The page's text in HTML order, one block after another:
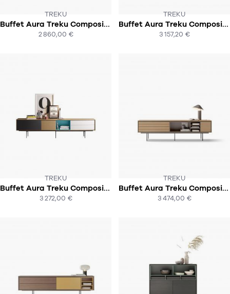
TREKU
Buffet Aura Treku Composition 11
2 860,00 €
SOUS 6-8 SEMAINES
ACHAT EXPRESS
TREKU
Buffet Aura Treku Composition 10
3 157,20 €
SOUS 6-8 SEMAINES
ACHAT EXPRESS
TREKU
Buffet Aura Treku Composition 9
3 272,00 €
SOUS 6-8 SEMAINES
ACHAT EXPRESS
TREKU
Buffet Aura Treku Composition 8
3 474,00 €
SOUS 6-8 SEMAINES
ACHAT EXPRESS